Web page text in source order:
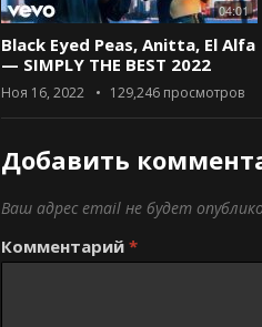
04:01
Black Eyed Peas, Anitta, El Alfa
— SIMPLY THE BEST 2022
Ноя 16, 2022 129,246 просмотров
Добавить
Ваш адрес email не будет
Комментарий *